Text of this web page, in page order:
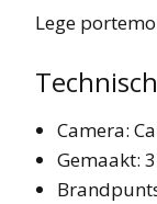
Lege
Camera:
Gemaakt: